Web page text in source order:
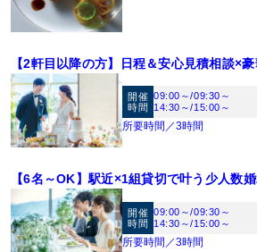
【2軒目以降の方】日程＆安心見積相談×
開催
時間
09:00～/09:30～
14:30～/15:00～
所要時間／3時間
【6名～OK】駅近×1組貸切で叶う少人数
開催
時間
09:00～/09:30～
14:30～/15:00～
所要時間／3時間